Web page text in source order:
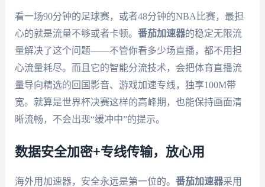
看一场90分钟的足球赛，或者48分钟的NBA比赛，最担
心的就是流量不够或者卡顿。 番茄加速器的稳定无限流
量解决了这个问题——不管你看多少场直播，都不用担
心流量耗尽。而且它的智能分流技术，会把体育直播流
量导向精选的回国影音、游戏加速专线，独享100M带
宽。就算是世界杯决赛这样的高峰期，也能保持画面清
晰流畅，不会出现“缓冲中”的提示。
数据安全加密+专线传输，放心用
海外用加速器，安全永远是第一位的。 番茄加速器采用